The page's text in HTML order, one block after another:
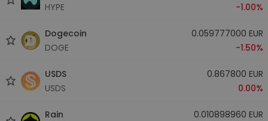
HYPE
-1.00%
Dogecoin
DOGE
0.059777000 EUR
-1.50%
USDS
USDS
0.867800 EUR
0.00%
Rain 0.010898960 EUR